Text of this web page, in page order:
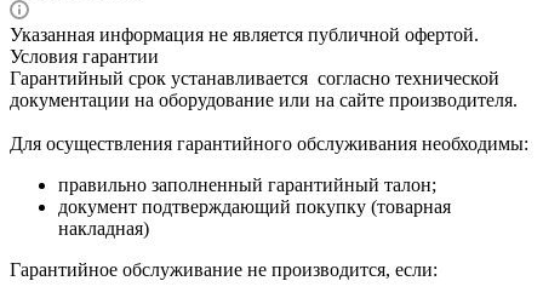
Указанная информация не является публичной офертой.
Условия гарантии
Гарантийный срок устанавливается согласно технической
документации на оборудование или на сайте производителя.
Для осуществления гарантийного обслуживания необходимы:
правильно заполненный гарантийный талон;
документ подтверждающий покупку (товарная
накладная)
Гарантийное обслуживание не производится, если: